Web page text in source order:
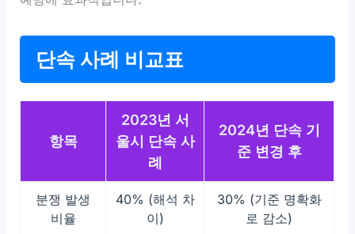
단속 사례 비교표
항목
2023년 서
울시 단속 사
례
2024년 단속 기
준 변경 후
분쟁 발생
비율
40% (해석 차
이)
30% (기준 명확화
로 감소)